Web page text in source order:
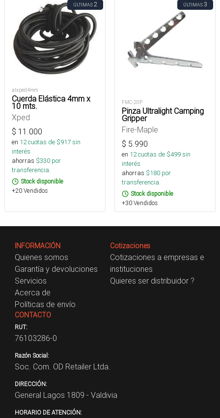
ÚLTIMAS2
alxped4mm
Cuerda Elástica 4mm x
10 mts.
Xped
$ 11.000
en 12cuotas de $917sin
interés
ahorras $330 por
transferencia.
Stock disponible
+20 Vendidos
ÚLTIMAS3
FMC-20P
Pinza Ultralight Camping
Gripper
Fire-Maple
$ 5.990
en 12cuotas de $499sin
interés
ahorras $180 por
transferencia.
Stock disponible
+30 Vendidos
INFORMACIÓN
Quienes somos
Garantía y devoluciones
Servicios
Acerca de
Políticas de envío
Cotizaciones
Cotizaciones a empresas e
instituciones
Quieres ser distribuidor ?
CONTACTO
RUT:
76103286-0
Razón Social:
Soc. Com. OD Retailer Ltda.
DIRECCIÓN:
General Lagos 1809 - Valdivia
HORARIO DE ATENCIÓN: